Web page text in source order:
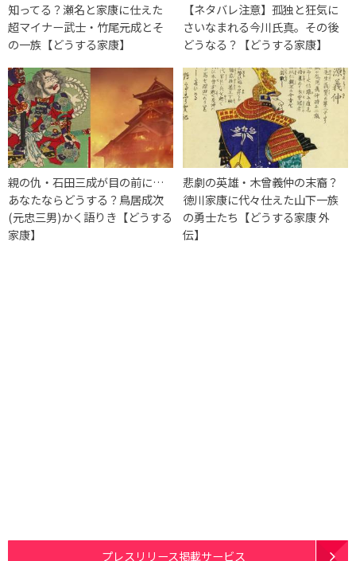
知ってる？瀬名と家康に仕えた
超マイナー武士・竹尾元成とそ
の一族【どうする家康】
【ネタバレ注意】孤独と狂気に
さいなまれる今川氏真。その後
どうなる？【どうする家康】
親の仇・石田三成が目の前に…
あなたならどうする？鳥居成次
(元忠三男)かく語りき【どうする
家康】
悲劇の英雄・木曾義仲の末裔？
徳川家康に代々仕えた山下一族
の勇士たち【どうする家康 外
伝】
プレスリリース掲載サービス